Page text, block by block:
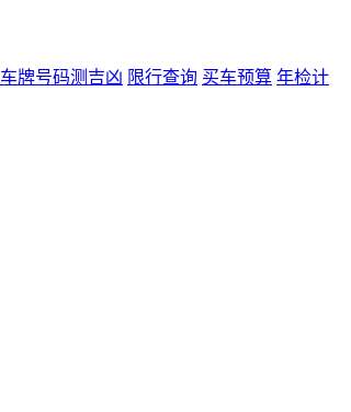
车牌号码测吉凶 限行查询 买车预算 年检计